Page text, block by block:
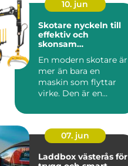
10. jun
Skotare nyckeln till
effektiv och
skonsam
En modern skotare är
mer än bara en
maskin som flyttar
virke. Den är en
mellan avverk...
07. jun
Laddbox västerås för